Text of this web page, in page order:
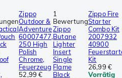
Zippo
Outdoor &
Adventure
60007477,
250 High
Polish
Chrome,
Feuerzeug
52,99 €
1
Bewertung
Zippo
Butane
Lighter
Insert
Single
Flame
Black
Zippo Fire
Starter
Combo Kit
2007932
40900
Kit
26,99 €
Vorrätig